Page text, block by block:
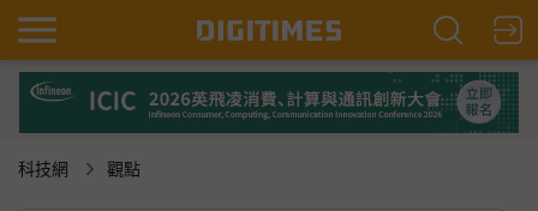
科技網 觀點